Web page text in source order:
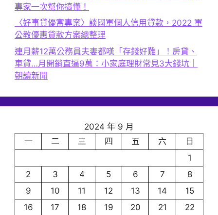
專家一次幫你搞懂！
〈好事貸優富專案〉談國軍個人信用貸款，2022 軍
公教優惠貸款方案總整理
連月薪12萬公務員夫妻都嘆「存錢好難」！房貸、
車貸…月開銷直逼9萬：小家庭理財常見3大錢坑｜
朝讀新聞
2024 年 9 月
一
二 三 四 五 六
日
1
2
3 4 5 6 7
8
9
10 11 12 13 14
15
16
17 18 19 20 21
22